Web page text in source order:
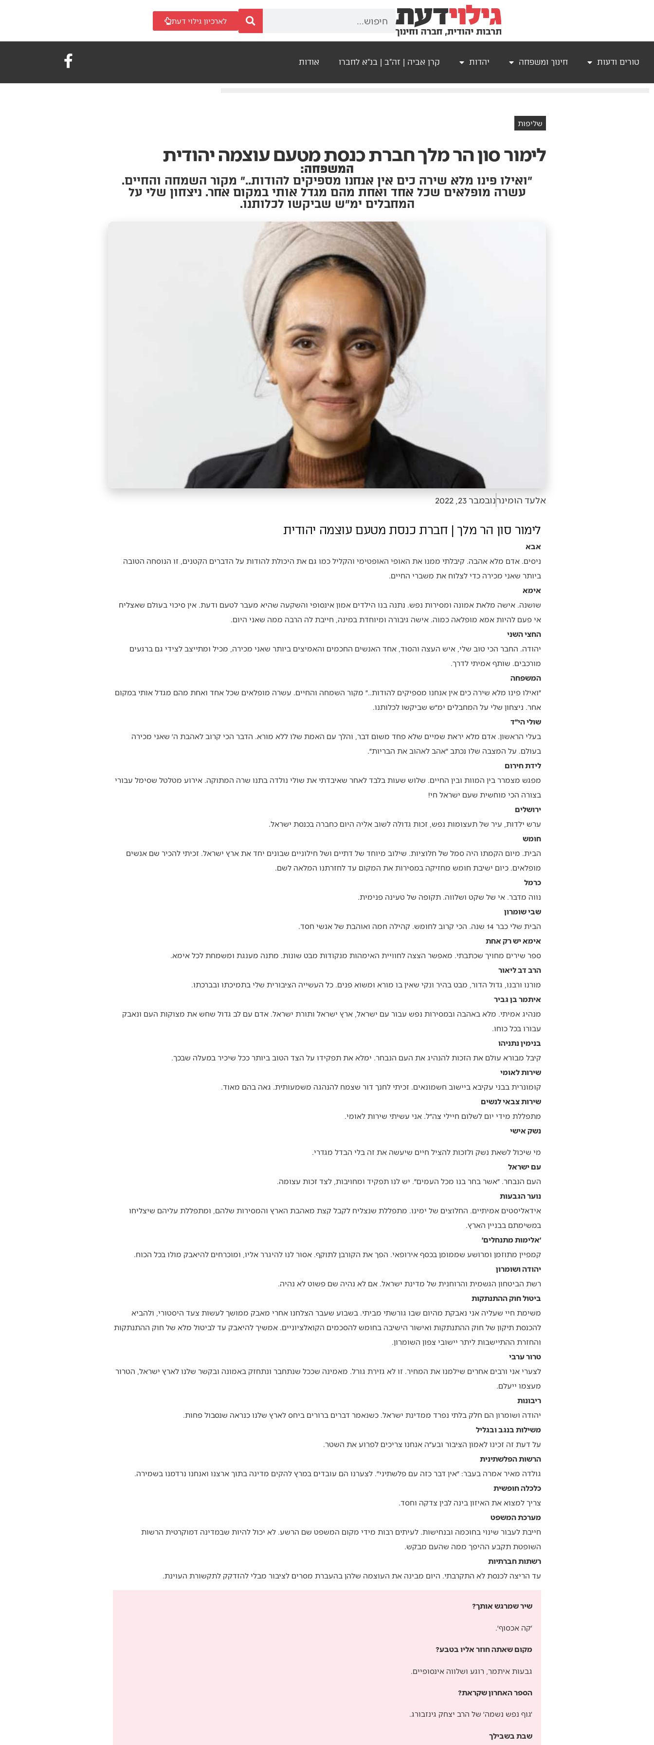
לארכיון גילוי דעת
טורים ודעות חינוך ומשפחה יהדות קרן אביה | זה"ב | בנ"א לחברו אודות
שליפות
לימור סון הר מלך חברת כנסת מטעם עוצמה יהודית
המשפחה:
״ואילו פינו מלא שירה כים אין אנחנו מספיקים להודות..״ מקור השמחה והחיים.
עשרה מופלאים שכל אחד ואחת מהם מגדל אותי במקום אחר. ניצחון שלי על
המחבלים ימ״ש שביקשו לכלותנו.
אלעד הומינרנובמבר 23, 2022
לימור סון הר מלך | חברת כנסת מטעם עוצמה יהודית
אבא
ניסים. אדם מלא אהבה. קיבלתי ממנו את האופי האופטימי והקליל כמו גם את היכולת להודות על הדברים הקטנים, זו הנוסחה הטובה
ביותר שאני מכירה כדי לצלוח את משברי החיים.
אימא
שושנה. אישה מלאת אמונה ומסירות נפש. נתנה בנו הילדים אמון אינסופי והשקעה שהיא מעבר לטעם ודעת. אין סיכוי בעולם שאצליח
אי פעם להיות אמא מופלאה כמוה. אישה גיבורה ומיוחדת במינה, חייבת לה הרבה ממה שאני היום.
החצי השני
יהודה. החבר הכי טוב שלי, איש העצה והסוד, אחד האנשים החכמים והאמיצים ביותר שאני מכירה, מכיל ומתייצב לצידי גם ברגעים
מורכבים. שותף אמיתי לדרך.
המשפחה
״ואילו פינו מלא שירה כים אין אנחנו מספיקים להודות..״ מקור השמחה והחיים. עשרה מופלאים שכל אחד ואחת מהם מגדל אותי במקום
אחר. ניצחון שלי על המחבלים ימ״ש שביקשו לכלותנו.
שולי הי״ד
בעלי הראשון. אדם מלא יראת שמיים שלא פחד משום דבר, והלך עם האמת שלו ללא מורא. הדבר הכי קרוב לאהבת ה׳ שאני מכירה
בעולם. על המצבה שלו נכתב ״אהב לאהוב את הבריות״.
לידת חירום
מפגש מצמרר בין המוות ובין החיים. שלוש שעות בלבד לאחר שאיבדתי את שולי נולדה בתנו שרה המתוקה. אירוע מטלטל שסימל עבורי
בצורה הכי מוחשית שעם ישראל חי!
ירושלים
ערש ילדות, עיר של תעצומות נפש, זכות גדולה לשוב אליה היום כחברה בכנסת ישראל.
חומש
הבית. מיום הקמתו היה סמל של חלוציות. שילוב מיוחד של דתיים ושל חילוניים שבונים יחד את ארץ ישראל. זכיתי להכיר שם אנשים
מופלאים. כיום ישיבת חומש מחזיקה במסירות את המקום עד לחזרתנו המלאה לשם.
כרמל
נווה מדבר. אי של שקט ושלווה. תקופה של טעינה פנימית.
שבי שומרון
הבית שלי כבר 14 שנה. הכי קרוב לחומש. קהילה חמה ואוהבת של אנשי חסד.
אימא יש רק אחת
ספר שירים מחויך שכתבתי. מאפשר הצצה לחוויית האימהות מנקודות מבט שונות. מתנה מענגת ומשמחת לכל אימא.
הרב דב ליאור
מורנו ורבנו, גדול הדור, מבט בהיר ונקי שאין בו מורא ומשוא פנים. כל העשייה הציבורית שלי בתמיכתו ובברכתו.
איתמר בן גביר
מנהיג אמיתי. מלא באהבה ובמסירות נפש עבור עם ישראל, ארץ ישראל ותורת ישראל. אדם עם לב גדול שחש את מצוקות העם ונאבק
עבורו בכל כוחו.
בנימין נתניהו
קיבל מבורא עולם את הזכות להנהיג את העם הנבחר. ימלא את תפקידו על הצד הטוב ביותר ככל שיכיר במעלה שבכך.
שירות לאומי
קומונרית בבני עקיבא ביישוב חשמונאים. זכיתי לחנך דור שצמח להנהגה משמעותית. גאה בהם מאוד.
שירות צבאי לנשים
מתפללת מידי יום לשלום חיילי צה״ל. אני עשיתי שירות לאומי.
נשק אישי
מי שיכול לשאת נשק ולזכות להציל חיים שיעשה את זה בלי הבדל מגדרי.
עם ישראל
העם הנבחר. ״אשר בחר בנו מכל העמים״. יש לנו תפקיד ומחויבות, לצד זכות עצומה.
נוער הגבעות
אידאליסטים אמיתיים. החלוצים של ימינו. מתפללת שנצליח לקבל קצת מאהבת הארץ והמסירות שלהם, ומתפללת עליהם שיצליחו
במשימתם בבניין הארץ.
׳אלימות מתנחלים׳
קמפיין מתוזמן ומרושע שממומן בכסף אירופאי. הפך את הקורבן לתוקף. אסור לנו להיגרר אליו, ומוכרחים להיאבק מולו בכל הכוח.
יהודה ושומרון
רשת הביטחון הגשמית והרוחנית של מדינת ישראל. אם לא נהיה שם פשוט לא נהיה.
ביטול חוק ההתנתקות
משימת חיי שעליה אני נאבקת מהיום שבו גורשתי מביתי. בשבוע שעבר הצלחנו אחרי מאבק ממושך לעשות צעד היסטורי, ולהביא
להכנסת תיקון של חוק ההתנתקות ואישור הישיבה בחומש להסכמים הקואלציוניים. אמשיך להיאבק עד לביטול מלא של חוק ההתנתקות
והחזרת ההתיישבות ליתר יישובי צפון השומרון.
טרור ערבי
לצערי אני ורבים אחרים שילמנו את המחיר. זו לא גזירת גורל. מאמינה שככל שנתחבר ונתחזק באמונה ובקשר שלנו לארץ ישראל, הטרור
מעצמו ייעלם.
ריבונות
יהודה ושומרון הם חלק בלתי נפרד ממדינת ישראל. כשנאמר דברים ברורים ביחס לארץ שלנו כנראה שנסבול פחות.
משילות בנגב ובגליל
על דעת זה זכינו לאמון הציבור ובע״ה אנחנו צריכים לפרוע את השטר.
הרשות הפלשתינית
גולדה מאיר אמרה בעבר: ״אין דבר כזה עם פלשתיני״. לצערנו הם עובדים במרץ להקים מדינה בתוך ארצנו ואנחנו נרדמנו בשמירה.
כלכלה חופשית
צריך למצוא את האיזון בינה לבין צדקה וחסד.
מערכת המשפט
חייבת לעבור שינוי בחוכמה ובנחישות. לעיתים רבות מידי מקום המשפט שם הרשע. לא יכול להיות שבמדינה דמוקרטית הרשות
השופטת תקבע ההיפך ממה שהעם מבקש.
רשתות חברתיות
עד הריצה לכנסת לא התקרבתי. היום מבינה את העוצמה שלהן בהעברת מסרים לציבור מבלי להזדקק לתקשורת העוינת.
שיר שמרגש אותך?
׳קה אכסוף׳.
מקום שאתה חוזר אליו בטבע?
גבעות איתמר, רוגע ושלווה אינסופיים.
הספר האחרון שקראת?
׳גוף נפש נשמה׳ של הרב יצחק גינזבורג.
שבת בשבילך